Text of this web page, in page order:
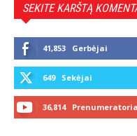
SEKITE KARŠTĄ
41,853 Gerbėjai
649 Sekėjai
36,814